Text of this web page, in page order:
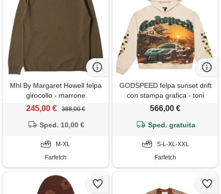
Mhl By Margaret Howell felpa
girocollo - marrone
245,00 € 388,00 €
Sped. 10,00 €
M-XL
Farfetch
GODSPEED felpa sunset drift
con stampa grafica - toni
neutri
566,00 €
Sped. gratuita
S-L-XL-XXL
Farfetch